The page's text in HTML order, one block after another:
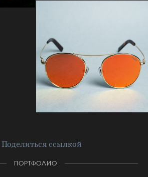
Поделиться ссылкой
ПОРТФОЛИО